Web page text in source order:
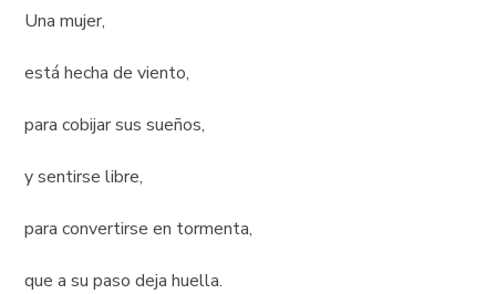
Una mujer,
está hecha de viento,
para cobijar sus sueños,
y sentirse libre,
para convertirse en tormenta,
que a su paso deja huella.